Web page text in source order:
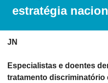
estratégia
JN
Especialistas e doentes
tratamento discriminatório